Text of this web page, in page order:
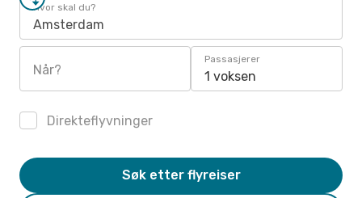
Hvor skal du?
Amsterdam
Når?
Passasjerer
1 voksen
Direkteflyvninger
Søk etter flyreiser